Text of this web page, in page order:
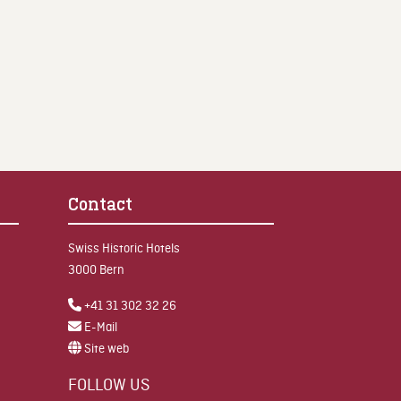
Contact
Swiss Historic Hotels
3000 Bern
+41 31 302 32 26
E-Mail
Site web
FOLLOW US